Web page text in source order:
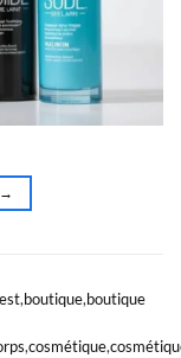
→
,boutique,boutique
,cosmétique,